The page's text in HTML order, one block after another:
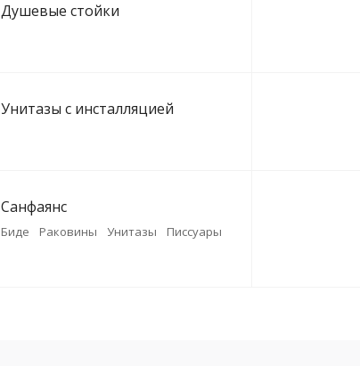
Душевые стойки
Унитазы с инсталляцией
Санфаянс
Биде Раковины Унитазы Писсуары